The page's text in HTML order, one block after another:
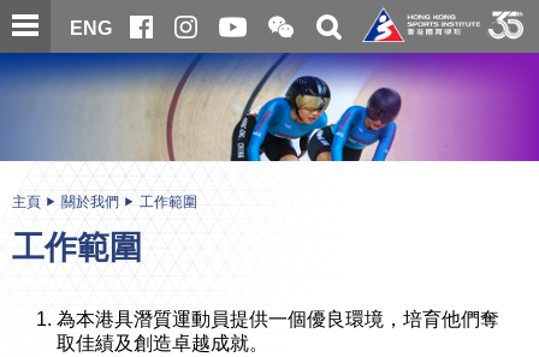
跳
至
主
內
ENG
開
合
微
信
二
維
碼
關
搜
尋
主
内
主頁 關於我們 工作範圍
工作範圍
為本港具潛質運動員提供一個優良環境，培育他們奪
取佳績及創造卓越成就。